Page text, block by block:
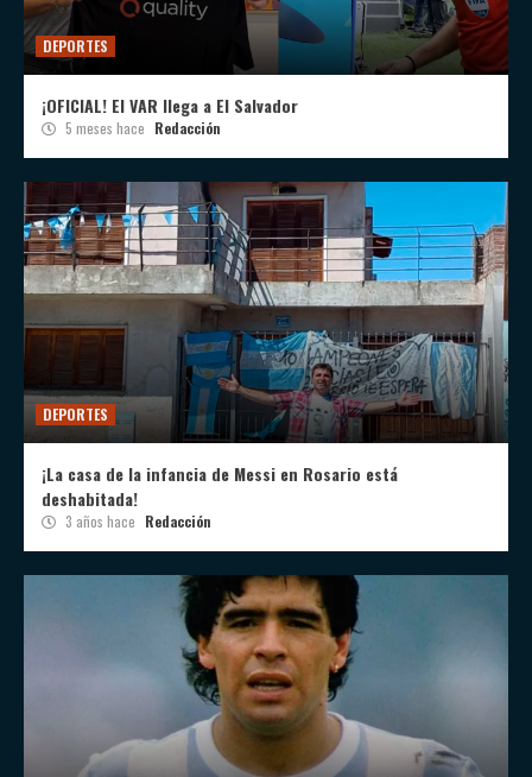
DEPORTES
¡OFICIAL! El VAR llega a El Salvador
5 meses hace Redacción
DEPORTES
¡La casa de la infancia de Messi en Rosario está
deshabitada!
3 años hace Redacción